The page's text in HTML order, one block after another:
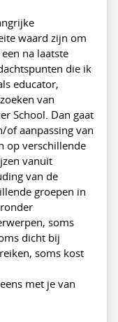
waard zijn om
na laatste
die ik
educator,
van
School. Dan gaat
of aanpassing van
op verschillende
vanuit
van de
groepen in
soms
dicht bij
soms kost
met je van